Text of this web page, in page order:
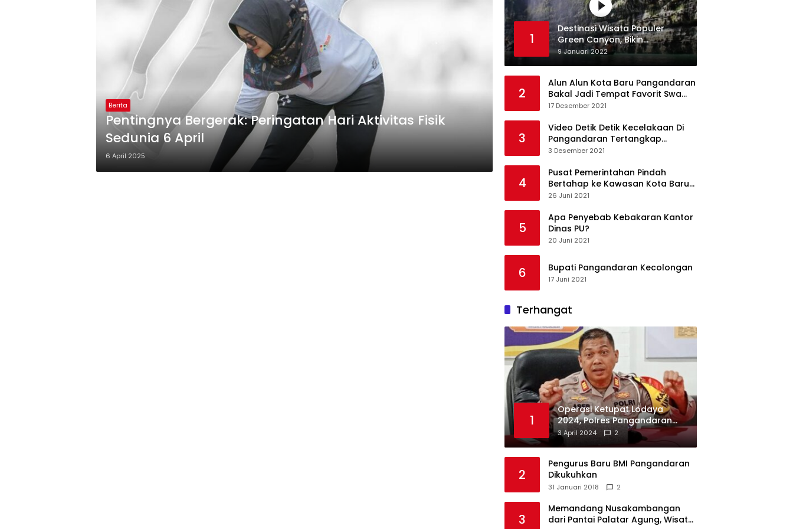
Berita
Pentingnya Bergerak: Peringatan Hari Aktivitas Fisik
Sedunia 6 April
6 April 2025
1
Destinasi Wisata Populer
Green Canyon, Bikin
Ketagihan Wisatawan
9 Januari 2022
2
Alun Alun Kota Baru Pangandaran
Bakal Jadi Tempat Favorit Swa
Foto Selfie
17 Desember 2021
3
Video Detik Detik Kecelakaan Di
Pangandaran Tertangkap
Kamera Handphone
3 Desember 2021
4
Pusat Pemerintahan Pindah
Bertahap ke Kawasan Kota Baru
Pangandaran
26 Juni 2021
5
Apa Penyebab Kebakaran Kantor
Dinas PU?
20 Juni 2021
6 Bupati Pangandaran Kecolongan
17 Juni 2021
Terhangat
1
Operasi Ketupat Lodaya
2024, Polres Pangandaran
Dirikan 12 Pos Pengamanan
3 April 2024 2
2
Pengurus Baru BMI Pangandaran
Dikukuhkan
31 Januari 2018 2
3
Memandang Nusakambangan
dari Pantai Palatar Agung, Wisata